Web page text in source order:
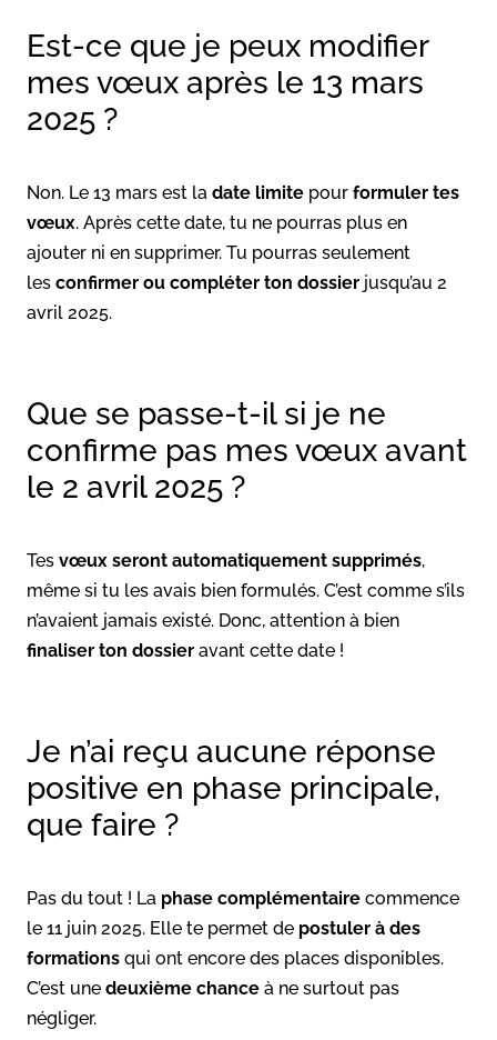
Est-ce que je peux modifier
mes vœux après le 13 mars
2025 ?
Non. Le 13 mars est la date limite pour formuler tes
vœux. Après cette date, tu ne pourras plus en
ajouter ni en supprimer. Tu pourras seulement
les confirmer ou compléter ton dossier jusqu’au 2
avril 2025.
Que se passe-t-il si je ne
confirme pas mes vœux avant
le 2 avril 2025 ?
Tes vœux seront automatiquement supprimés,
même si tu les avais bien formulés. C’est comme s’ils
n’avaient jamais existé. Donc, attention à bien
finaliser ton dossier avant cette date !
Je n’ai reçu aucune réponse
positive en phase principale,
que faire ?
Pas du tout ! La phase complémentaire commence
le 11 juin 2025. Elle te permet de postuler à des
formations qui ont encore des places disponibles.
C’est une deuxième chance à ne surtout pas
négliger.